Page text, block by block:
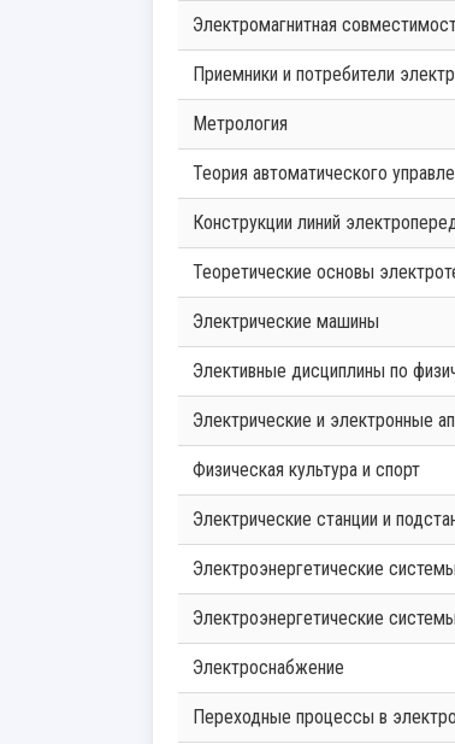
Электромагнитная
Приемники и потребители
Метрология
Теория автоматического
Конструкции линий
Теоретические основы
Электрические машины
Элективные дисциплины по
Электрические и электронные
Физическая культура и спорт
Электрические станции и
Электроэнергетические
Электроэнергетические
Электроснабжение
Переходные процессы в